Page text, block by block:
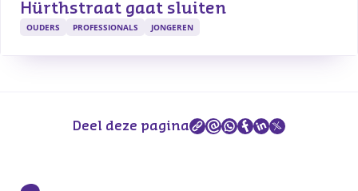
Hürthstraat gaat sluiten
OUDERS PROFESSIONALS JONGEREN
Deel deze pagina